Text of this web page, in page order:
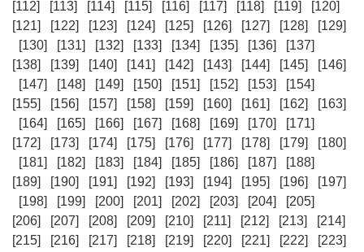
[112]
[113] [114] [115] [116] [117] [118] [119]
[120]
[121]
[122] [123] [124] [125] [126] [127] [128]
[129]
[130]
[131] [132] [133] [134] [135] [136]
[137]
[138]
[139] [140] [141] [142] [143] [144] [145]
[146]
[147]
[148] [149] [150] [151] [152] [153]
[154]
[155]
[156] [157] [158] [159] [160] [161] [162]
[163]
[164]
[165] [166] [167] [168] [169] [170]
[171]
[172]
[173] [174] [175] [176] [177] [178] [179]
[180]
[181]
[182] [183] [184] [185] [186] [187]
[188]
[189]
[190] [191] [192] [193] [194] [195] [196]
[197]
[198]
[199] [200] [201] [202] [203] [204]
[205]
[206]
[207] [208] [209] [210] [211] [212] [213]
[214]
[215]
[216] [217] [218] [219] [220] [221] [222]
[223]